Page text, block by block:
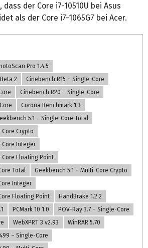
der Core i7-10510U bei Asus
als der Core i7-1065G7 bei Acer.
Pro 1.4.5
2
Cinebench R15 – Single-Core
Cinebench R20 – Single-Core
Corona Benchmark 1.3
5.1 – Single-Core Total
Crypto
Core Integer
Core Floating Point
Total
Geekbench 5.1 – Multi-Core Crypto
Integer
Floating Point
HandBrake 1.2.2
PCMark 10 1.0
POV-Ray 3.7 – Single-Core
WebXPRT 3 v2.93
WinRAR 5.70
– Single-Core